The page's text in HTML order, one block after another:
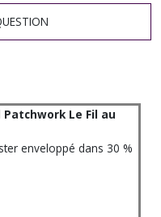
Patchwork Le Fil au
enveloppé dans 30 %